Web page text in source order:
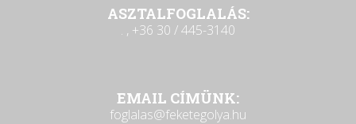
ASZTALFOGLALÁS:
. , +36 30 / 445-3140
EMAIL CÍMÜNK:
foglalas@feketegolya.hu